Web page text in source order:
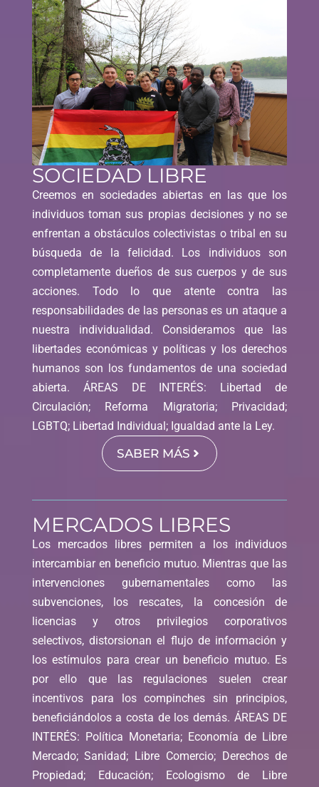
SOCIEDAD LIBRE
Creemos en sociedades abiertas en las que los
individuos toman sus propias decisiones y no se
enfrentan a obstáculos colectivistas o tribal en su
búsqueda de la felicidad. Los individuos son
completamente dueños de sus cuerpos y de sus
acciones. Todo lo que atente contra las
responsabilidades de las personas es un ataque a
nuestra individualidad. Consideramos que las
libertades económicas y políticas y los derechos
humanos son los fundamentos de una sociedad
abierta. ÁREAS DE INTERÉS: Libertad de
Circulación; Reforma Migratoria; Privacidad;
LGBTQ; Libertad Individual; Igualdad ante la Ley.
SABER MÁS
MERCADOS LIBRES
Los mercados libres permiten a los individuos
intercambiar en beneficio mutuo. Mientras que las
intervenciones gubernamentales como las
subvenciones, los rescates, la concesión de
licencias y otros privilegios corporativos
selectivos, distorsionan el flujo de información y
los estímulos para crear un beneficio mutuo. Es
por ello que las regulaciones suelen crear
incentivos para los compinches sin principios,
beneficiándolos a costa de los demás. ÁREAS DE
INTERÉS: Política Monetaria; Economía de Libre
Mercado; Sanidad; Libre Comercio; Derechos de
Propiedad; Educación; Ecologismo de Libre